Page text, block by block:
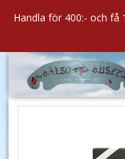
Handla för 400:- och få